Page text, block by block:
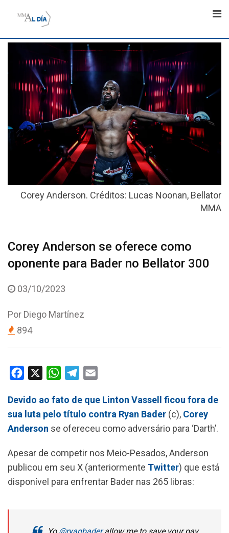
Corey Anderson. Créditos: Lucas Noonan, Bellator
MMA
Corey Anderson se oferece como
oponente para Bader no Bellator 300
03/10/2023
Por Diego Martínez
894
c
e
b
o
k
W
a
s
p
p
l
e
g
a
m
a
i
l
Devido ao fato de que Linton Vassell ficou fora de
sua luta pelo título contra Ryan Bader (c), Corey
Anderson se ofereceu como adversário para ‘Darth’.
Apesar de competir nos Meio-Pesados, Anderson
publicou em seu X (anteriormente Twitter) que está
disponível para enfrentar Bader nas 265 libras: